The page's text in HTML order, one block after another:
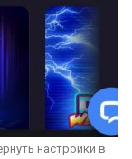
настройки в